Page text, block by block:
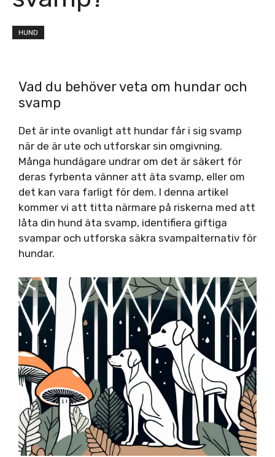
HUND
Vad du behöver veta om hundar och
svamp
Det är inte ovanligt att hundar får i sig svamp
när de är ute och utforskar sin omgivning.
Många hundägare undrar om det är säkert för
deras fyrbenta vänner att äta svamp, eller om
det kan vara farligt för dem. I denna artikel
kommer vi att titta närmare på riskerna med att
låta din hund äta svamp, identifiera giftiga
svampar och utforska säkra svampalternativ för
hundar.